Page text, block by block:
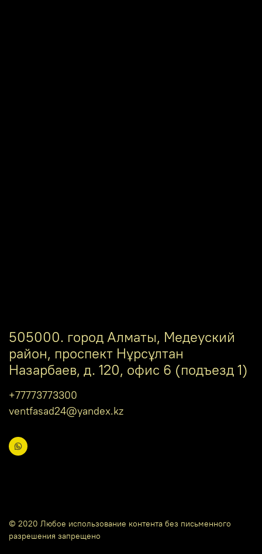
505000. город Алматы, Медеуский
район, проспект Нұрсұлтан
Назарбаев, д. 120, офис 6 (подъезд 1)
+77773773300
ventfasad24@yandex.kz
© 2020 Любое использование контента без письменного
разрешения запрещено